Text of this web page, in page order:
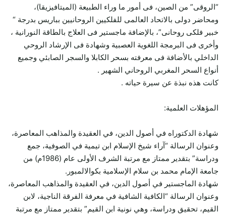
“الروقى” من الصين، فى أمور ما وراء الطبيعة (الميتافيزيقا)،
ومحاضر دولى بالاتحاد العالمى للفلكيين الروحانيين بباريس بدرجة “
خبير فلكى روحانى”، بالإضافة ماجستير فى العلاج بالطاقة النورانية ،
وأخرى فى البرمجة اللغوية العصبية وشهادة فى الإرشاد الروحي
الداخلي بالأضافة فى معرفته بسحر الكابلا والسجر الصابئي وجميع
أنواع السحر المغربي الروحاني الشهير .
كانت هذه نبذة عن سيرة حياته .
المؤهلات العلمية:
شهادة الدكتوراه في أصول الدين، في العقيدة والمذاهب المعاصرة،
وعنوان الرسالة “آراء شيخ الإسلام ابن تيمية في الصوفية، جمع
ودراسة” بتقدير ممتاز مع مرتبة الشرف الأولى عام (1986م) من
جامعة الإمام محمد بن سلام الإسلامية بكوالالمبور.
شهادة الماجستير في أصول الدين، في العقيدة والمذاهب المعاصرة،
وعنوان الرسالة “الكافية الشافية في معرفة الفرقة الناجية، لابن
القيم، تحقيق ودراسة، وهي نونية ابن القيم” بتقدير ممتاز مع مرتبة